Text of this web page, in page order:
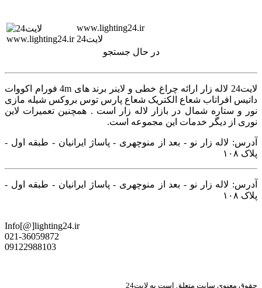
www.lighting24.ir
لایت24
در حال جستجو
لایت24 لاله زار ارائه چراغ خطی و لاینر برند های 4m فورام اکووات
داتیس افراتاب شعاع الکتریک شعاع پارس توس بروکس شیله مازی
نور و ستاره شمال در بازار لاله زار است . همچنین تعمیرات لاین
نوری از دیگر خدمات این مجموعه است.
آدرس: لاله زار نو - بعد از منوچهری - پاساژ ایرانیان - طبقه اول -
پلاک ۱۰۸
آدرس: لاله زار نو - بعد از منوچهری - پاساژ ایرانیان - طبقه اول -
پلاک ۱۰۸
Info[@]lighting24.ir
021-36059872
09122988103
حقوق معنوی سایت متعلق است به لایت24